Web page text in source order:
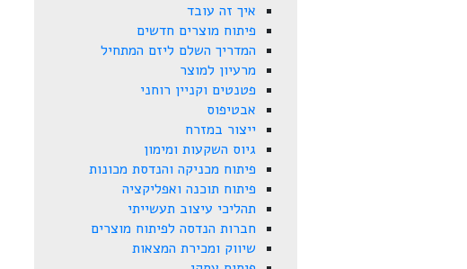
איך זה עובד
פיתוח מוצרים חדשים
המדריך השלם ליזם המתחיל
מרעיון למוצר
פטנטים וקניין רוחני
אבטיפוס
ייצור במזרח
גיוס השקעות ומימון
פיתוח מכניקה והנדסת מכונות
פיתוח תוכנה ואפליקציה
תהליכי עיצוב תעשייתי
חברות הנדסה לפיתוח מוצרים
שיווק ומכירת המצאות